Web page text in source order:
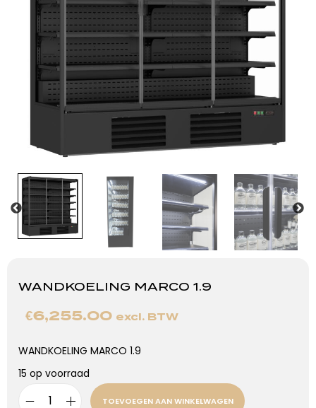
WANDKOELING MARCO 1.9
€6,255.00 excl. BTW
WANDKOELING MARCO 1.9
15 op voorraad
TOEVOEGEN AAN WINKELWAGEN